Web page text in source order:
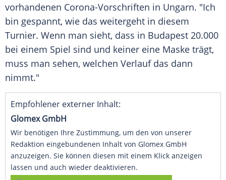
vorhandenen Corona-Vorschriften in Ungarn. "Ich
bin gespannt, wie das weitergeht in diesem
Turnier. Wenn man sieht, dass in Budapest 20.000
bei einem Spiel sind und keiner eine Maske trägt,
muss man sehen, welchen Verlaufdas dann
nimmt."
Empfohlener externer Inhalt:
Glomex GmbH
Wir benötigen Ihre Zustimmung, um den von unserer
Redaktion eingebundenen Inhalt von Glomex GmbH
anzuzeigen. Sie können diesen mit einem Klick anzeigen
lassen und auch wieder deaktivieren.